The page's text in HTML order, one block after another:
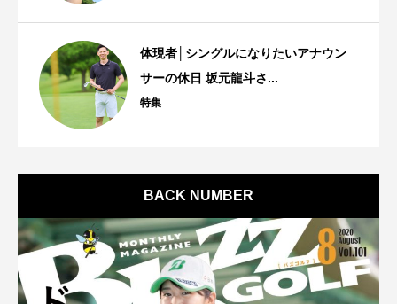
体現者│シングルになりたいアナウン
サーの休日 坂元龍斗さ...
特集
BACK NUMBER